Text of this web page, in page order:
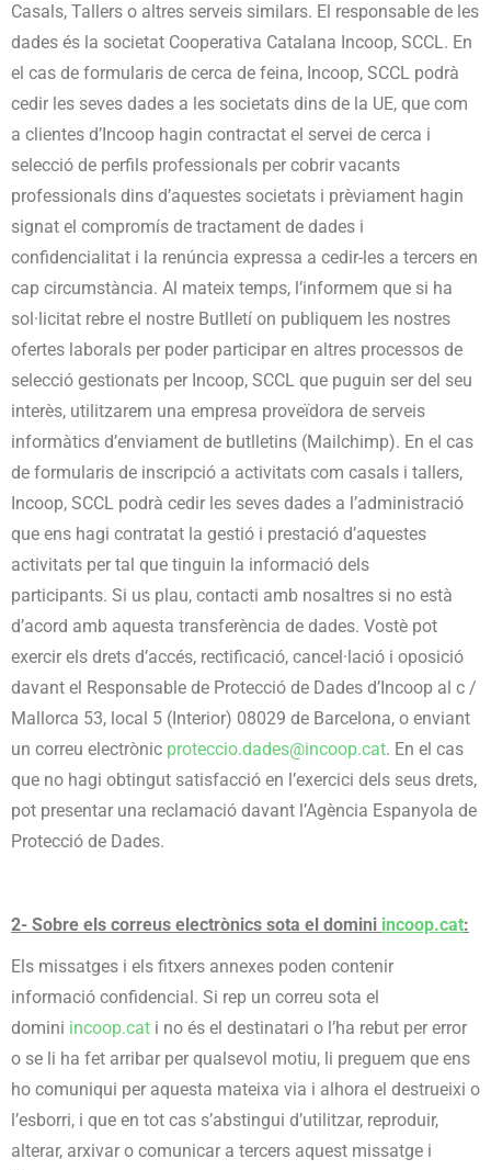
Casals, Tallers o altres serveis similars. El responsable de les
dades és la societat Cooperativa Catalana Incoop, SCCL. En
el cas de formularis de cerca de feina, Incoop, SCCL podrà
cedir les seves dades a les societats dins de la UE, que com
a clientes d’Incoop hagin contractat el servei de cerca i
selecció de perfils professionals per cobrir vacants
professionals dins d’aquestes societats i prèviament hagin
signat el compromís de tractament de dades i
confidencialitat i la renúncia expressa a cedir-les a tercers en
cap circumstància. Al mateix temps, l’informem que si ha
sol·licitat rebre el nostre Butlletí on publiquem les nostres
ofertes laborals per poder participar en altres processos de
selecció gestionats per Incoop, SCCL que puguin ser del seu
interès, utilitzarem una empresa proveïdora de serveis
informàtics d’enviament de butlletins (Mailchimp). En el cas
de formularis de inscripció a activitats com casals i tallers,
Incoop, SCCL podrà cedir les seves dades a l’administració
que ens hagi contratat la gestió i prestació d’aquestes
activitats per tal que tinguin la informació dels
participants. Si us plau, contacti amb nosaltres si no està
d’acord amb aquesta transferència de dades. Vostè pot
exercir els drets d’accés, rectificació, cancel·lació i oposició
davant el Responsable de Protecció de Dades d’Incoop al c /
Mallorca 53, local 5 (Interior) 08029 de Barcelona, o enviant
un correu electrònic proteccio.dades@incoop.cat. En el cas
que no hagi obtingut satisfacció en l’exercici dels seus drets,
pot presentar una reclamació davant l’Agència Espanyola de
Protecció de Dades.
2- Sobre els correus electrònics sota el domini incoop.cat:
Els missatges i els fitxers annexes poden contenir
informació confidencial. Si rep un correu sota el
domini incoop.cat i no és el destinatari o l’ha rebut per error
o se li ha fet arribar per qualsevol motiu, li preguem que ens
ho comuniqui per aquesta mateixa via i alhora el destrueixi o
l’esborri, i que en tot cas s’abstingui d’utilitzar, reproduir,
alterar, arxivar o comunicar a tercers aquest missatge i